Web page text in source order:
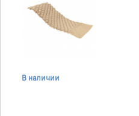
В наличии